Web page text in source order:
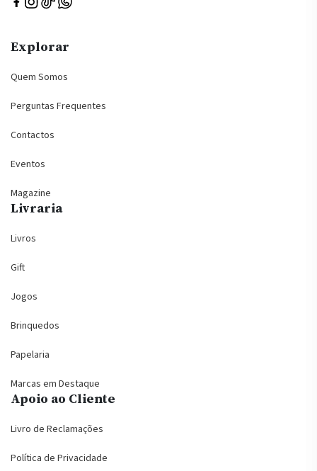
Explorar
Quem Somos
Perguntas Frequentes
Contactos
Eventos
Magazine
Livraria
Livros
Gift
Jogos
Brinquedos
Papelaria
Marcas em Destaque
Apoio ao Cliente
Livro de Reclamações
Política de Privacidade